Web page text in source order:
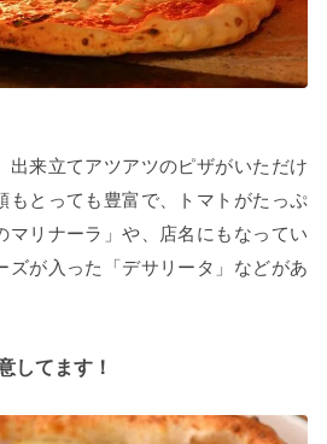
出来立てアツアツのピザがいただけ
もとっても豊富で、トマトがたっぷ
マリナーラ」や、店名にもなってい
ズが入った「デサリータ」などがあ
してます！